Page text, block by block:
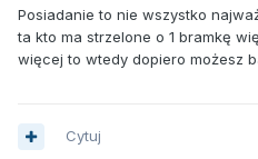
Posiadanie to nie wszystko
ta kto ma strzelone o 1 bramkę
więcej to wtedy dopiero możesz
Cytuj